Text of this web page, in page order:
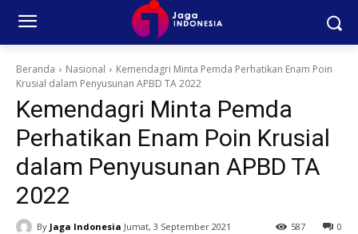
Beranda Nasional
Kemendagri Minta Pemda Perhatikan Enam Poin
Krusial dalam Penyusunan APBD TA 2022
Kemendagri Minta Pemda
Perhatikan Enam Poin Krusial
dalam Penyusunan APBD TA
2022
By Jaga Indonesia Jumat, 3 September 2021 0
587